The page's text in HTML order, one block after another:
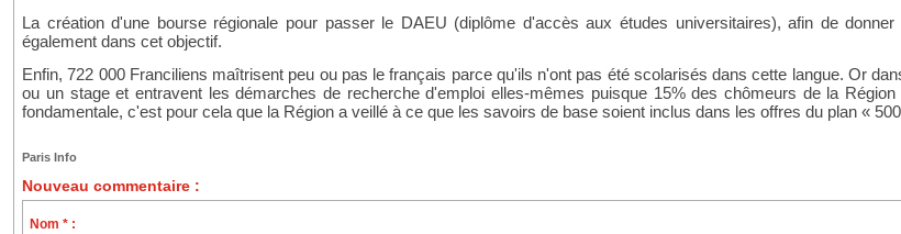
La création d'une bourse régionale pour passer le DAEU (diplôme d'accès aux études universitaires), afin de
également dans cet objectif.
Enfin, 722 000 Franciliens maîtrisent peu ou pas le français parce qu'ils n'ont pas été scolarisés dans cette langue. Or
ou un stage et entravent les démarches de recherche d'emploi elles-mêmes puisque 15% des chômeurs de la
fondamentale, c'est pour celaque la Région a veillé à ce que les savoirs de base soient inclus dans les offres du plan« 500
Paris Info
Nouveau commentaire :
Nom * :